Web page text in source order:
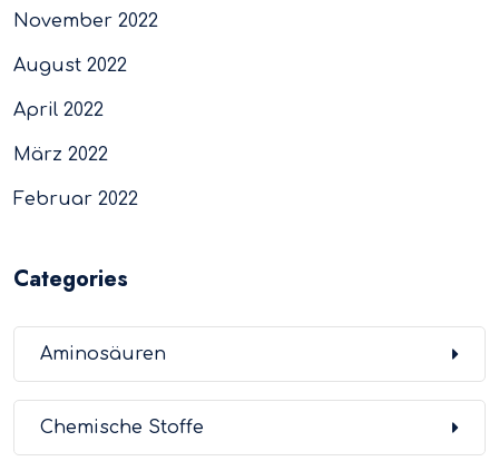
November 2022
August 2022
April 2022
März 2022
Februar 2022
Categories
Aminosäuren
Chemische Stoffe